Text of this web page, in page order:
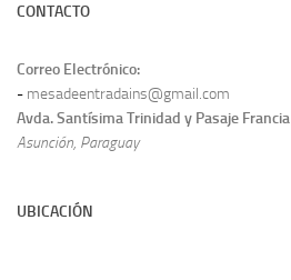
CONTACTO
Correo Electrónico:
- mesadeentradains@gmail.com
Avda. Santísima Trinidad y Pasaje Francia
Asunción, Paraguay
UBICACIÓN